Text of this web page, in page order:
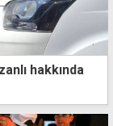
hakkında